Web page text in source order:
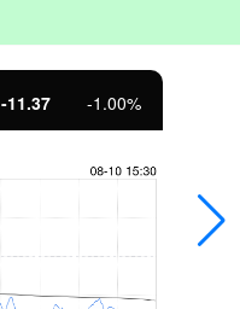
-11.37 -1.00%